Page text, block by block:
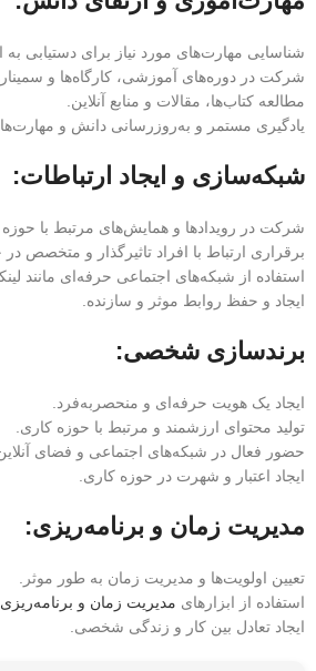
شناسایی مهارت‌های مورد نیاز برای دستیابی به
شرکت در دوره‌های آموزشی، کارگاه‌ها و
مطالعه کتاب‌ها، مقالات و منابع آنلاین.
یادگیری مستمر و به‌روزرسانی دانش و
شبکه‌سازی و ایجاد ارتباطات:
شرکت در رویدادها و همایش‌های مرتبط با
برقراری ارتباط با افراد تاثیرگذار و متخصص
استفاده از شبکه‌های اجتماعی حرفه‌ای مانند
ایجاد و حفظ روابط موثر و سازنده.
برندسازی شخصی:
ایجاد یک هویت حرفه‌ای و منحصربه‌فرد.
تولید محتوای ارزشمند و مرتبط با حوزه کاری.
حضور فعال در شبکه‌های اجتماعی و فضای
ایجاد اعتبار و شهرت در حوزه کاری.
مدیریت زمان و برنامه‌ریزی:
تعیین اولویت‌ها و مدیریت زمان به طور موثر.
استفاده از ابزارهای مدیریت زمان و
ایجاد تعادل بین کار و زندگی شخصی.